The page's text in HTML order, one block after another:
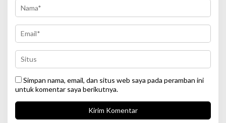
Simpan nama, email, dan situs web saya pada peramban ini
untuk komentar saya berikutnya.